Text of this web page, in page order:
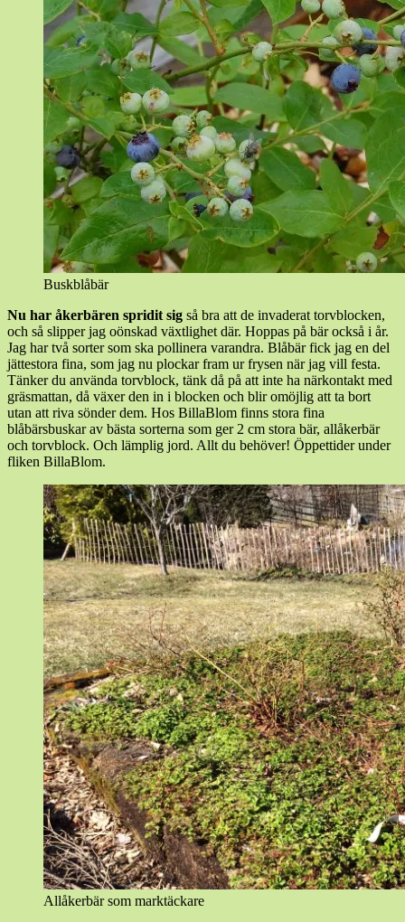
Buskblåbär
Nu har åkerbären spridit sig så bra att de invaderat torvblocken,
och så slipper jag oönskad växtlighet där. Hoppas på bär också i år.
Jag har två sorter som ska pollinera varandra. Blåbär fick jag en del
jättestora fina, som jag nu plockar fram ur frysen när jag vill festa.
Tänker du använda torvblock, tänk då på att inte ha närkontakt med
gräsmattan, då växer den in i blocken och blir omöjlig att ta bort
utan att riva sönder dem. Hos BillaBlom finns stora fina
blåbärsbuskar av bästa sorterna som ger 2 cm stora bär, allåkerbär
och torvblock. Och lämplig jord. Allt du behöver! Öppettider under
fliken BillaBlom.
Allåkerbär som marktäckare